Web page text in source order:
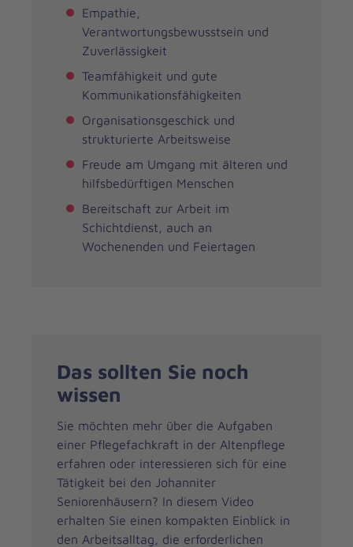
Empathie,
Verantwortungsbewusstsein und
Zuverlässigkeit
Teamfähigkeit und gute
Kommunikationsfähigkeiten
Organisationsgeschick und
strukturierte Arbeitsweise
Freude am Umgang mit älteren und
hilfsbedürftigen Menschen
Bereitschaft zur Arbeit im
Schichtdienst, auch an
Wochenenden und Feiertagen
Das sollten Sie noch
wissen
Sie möchten mehr über die Aufgaben
einer Pflegefachkraft in der Altenpflege
erfahren oder interessieren sich für eine
Tätigkeit bei den Johanniter
Seniorenhäusern? In diesem Video
erhalten Sie einen kompakten Einblick in
den Arbeitsalltag, die erforderlichen